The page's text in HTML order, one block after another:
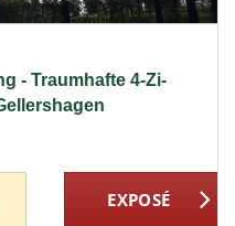
- Traumhafte 4-Zi-